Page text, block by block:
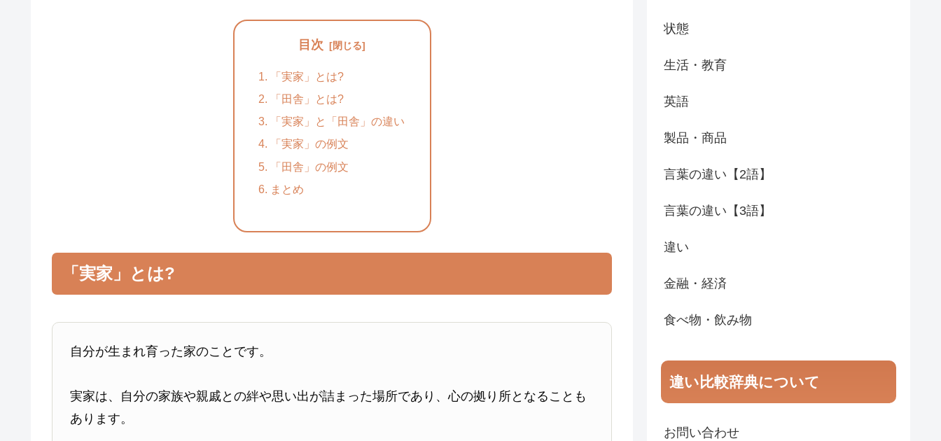
目次
「実家」とは?
「田舎」とは?
「実家」と「田舎」の違い
「実家」の例文
「田舎」の例文
まとめ
「実家」とは?
自分が生まれ育った家のことです。
実家は、自分の家族や親戚との絆や思い出が詰まった場所であり、心の拠り所となることも
あります。
状態
生活・教育
英語
製品・商品
言葉の違い【2語】
言葉の違い【3語】
違い
金融・経済
食べ物・飲み物
違い比較辞典について
お問い合わせ